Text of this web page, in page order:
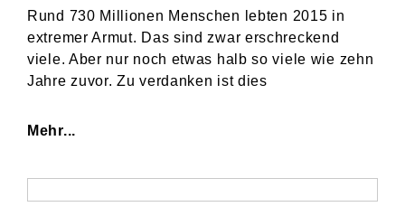
Rund 730 Millionen Menschen lebten 2015 in
extremer Armut. Das sind zwar erschreckend
viele. Aber nur noch etwas halb so viele wie zehn
Jahre zuvor. Zu verdanken ist dies
Mehr...